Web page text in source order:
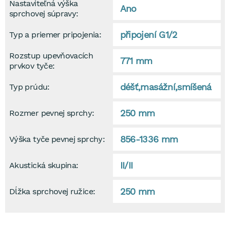
Nastaviteľná výška
sprchovej súpravy:
Ano
Typ a priemer pripojenia: připojení G1/2
Rozstup upevňovacích
prvkov tyče:
771 mm
Typ prúdu: déšť,masážní,smíšená
Rozmer pevnej sprchy: 250 mm
Výška tyče pevnej sprchy: 856-1336 mm
Akustická skupina: II/II
Dĺžka sprchovej ružice: 250 mm